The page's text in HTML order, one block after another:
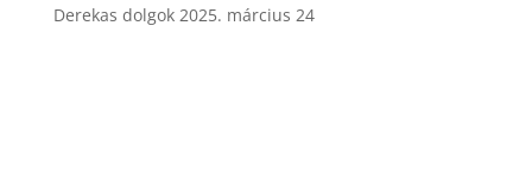
Derekas dolgok 2025. március 24